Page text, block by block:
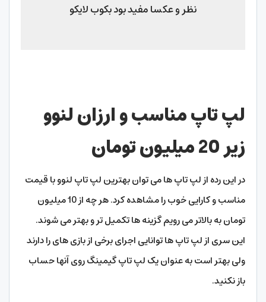
نظر و عکسا مفید بود بکوب لایکو
لپ تاپ مناسب و ارزان لنوو
زیر 20 میلیون تومان
در این رده از لپ تاپ ها می توان بهترین لپ تاپ لنوو با قیمت
مناسب و کارایی خوب را مشاهده کرد. هر چه از 10 میلیون
تومان به بالاتر می رویم گزینه ها تکمیل تر و بهتر می شوند.
این سری از لپ تاپ ها توانایی اجرای برخی از بازی های را دارند
ولی بهتر است به عنوان یک لپ تاپ گیمینگ روی آنها حساب
باز نکنید.